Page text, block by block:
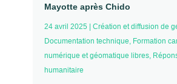
Mayotte après Chido
24 avril 2025 Création et diffusion de
Documentation technique, Formation
numérique et géomatique libres,
humanitaire